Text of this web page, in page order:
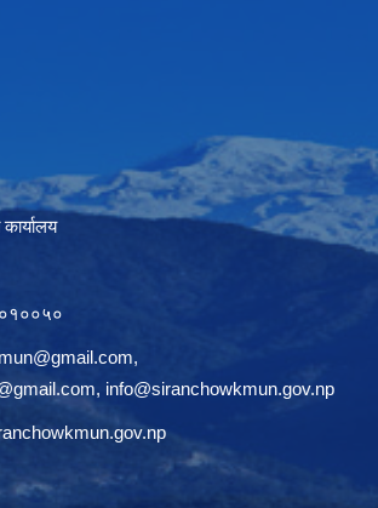
,
, info@siranchowkmun.gov.np